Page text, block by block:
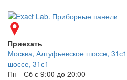
Приехать
Москва, Алтуфьевское шоссе, 31с1
шоссе, 31с1
Пн - Сб с 9:00 до 20:00